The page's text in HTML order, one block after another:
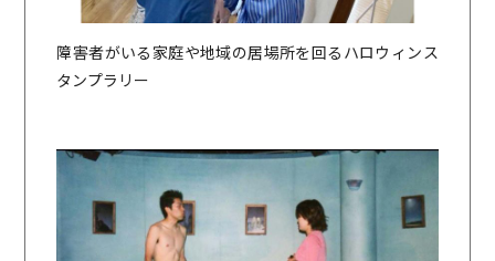
障害者がいる家庭や地域の居場所を回るハロウィンス
タンプラリー